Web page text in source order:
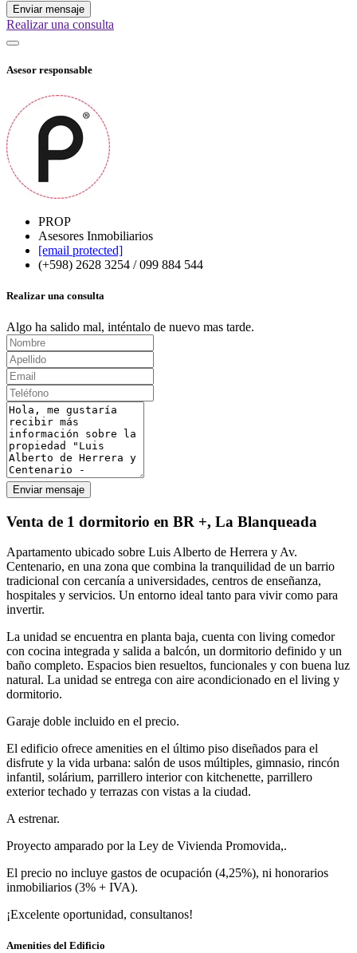
Enviar mensaje
Realizar una consulta
Asesor responsable
PROP
Asesores Inmobiliarios
[email protected]
(+598) 2628 3254 / 099 884 544
Realizar una consulta
Algo ha salido mal, inténtalo de nuevo mas tarde.
Enviar mensaje
Venta de 1 dormitorio en BR +, La Blanqueada
Apartamento ubicado sobre Luis Alberto de Herrera y Av.
Centenario, en una zona que combina la tranquilidad de un barrio
tradicional con cercanía a universidades, centros de enseñanza,
hospitales y servicios. Un entorno ideal tanto para vivir como para
invertir.
La unidad se encuentra en planta baja, cuenta con living comedor
con cocina integrada y salida a balcón, un dormitorio definido y un
baño completo. Espacios bien resueltos, funcionales y con buena luz
natural. La unidad se entrega con aire acondicionado en el living y
dormitorio.
Garaje doble incluido en el precio.
El edificio ofrece amenities en el último piso diseñados para el
disfrute y la vida urbana: salón de usos múltiples, gimnasio, rincón
infantil, solárium, parrillero interior con kitchenette, parrillero
exterior techado y terrazas con vistas a la ciudad.
A estrenar.
Proyecto amparado por la Ley de Vivienda Promovida,.
El precio no incluye gastos de ocupación (4,25%), ni honorarios
inmobiliarios (3% + IVA).
¡Excelente oportunidad, consultanos!
Amenities del Edificio